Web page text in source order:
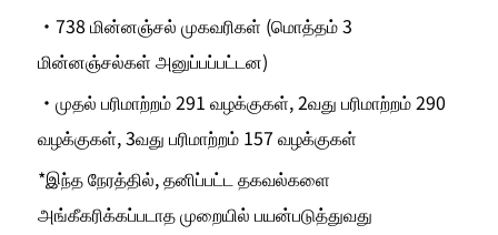
・738 மின்னஞ்சல் முகவரிகள் (மொத்தம் 3
மின்னஞ்சல்கள் அனுப்பப்பட்டன)
・முதல் பரிமாற்றம் 291 வழக்குகள், 2வது பரிமாற்றம் 290
வழக்குகள், 3வது பரிமாற்றம் 157 வழக்குகள்
*இந்த நேரத்தில், தனிப்பட்ட தகவல்களை
அங்கீகரிக்கப்படாத முறையில் பயன்படுத்துவது